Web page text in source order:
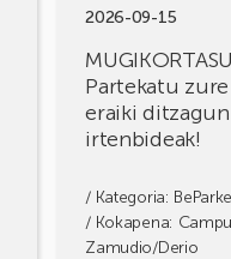
2026-09-15
Partekatu
eraiki ditzagun
irtenbideak!
/ Kategoria:
/ Kokapena:
Zamudio/Derio
irtenbideak!